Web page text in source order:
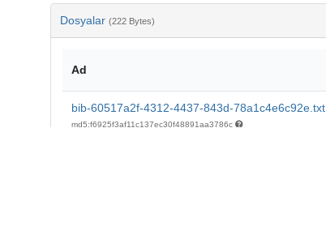
Dosyalar (222 Bytes)
Ad
bib-60517a2f-4312-4437-843d-78a1c4e6c92e.txt
md5:f6925f3af11c137ec30f48891aa3786c